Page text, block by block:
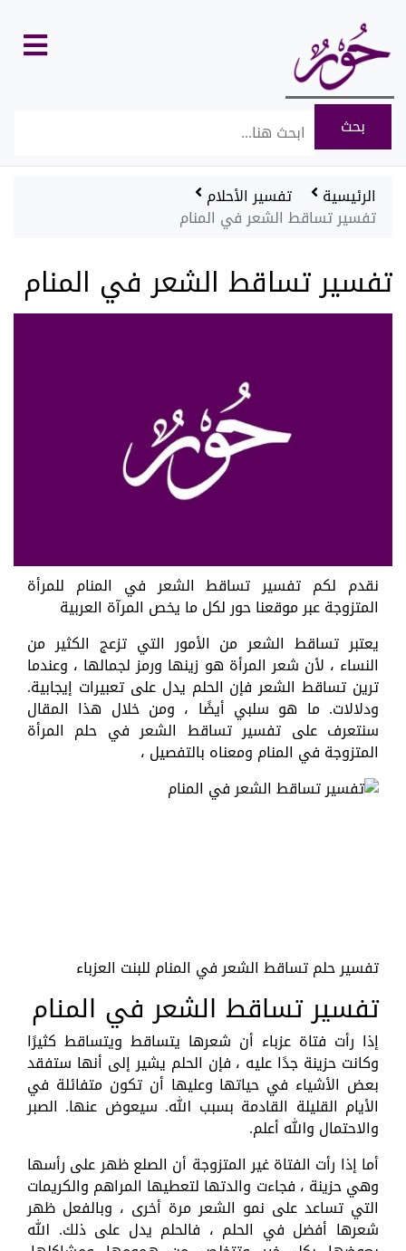
الرئيسية تفسير الأحلام
تفسير تساقط الشعر في المنام
تفسير تساقط الشعر في المنام
نقدم لكم تفسير تساقط الشعر في المنام للمرأة
المتزوجة عبر موقعنا حور لكل ما يخص المرآة العربية
يعتبر تساقط الشعر من الأمور التي تزعج الكثير من
النساء ، لأن شعر المرأة هو زينها ورمز لجمالها ، وعندما
ترين تساقط الشعر فإن الحلم يدل على تعبيرات إيجابية.
ودلالات. ما هو سلبي أيضًا ، ومن خلال هذا المقال
سنتعرف على تفسير تساقط الشعر في حلم المرأة
المتزوجة في المنام ومعناه بالتفصيل ،
تفسير حلم تساقط الشعر في المنام للبنت العزباء
تفسير تساقط الشعر في المنام
إذا رأت فتاة عزباء أن شعرها يتساقط ويتساقط كثيرًا
وكانت حزينة جدًا عليه ، فإن الحلم يشير إلى أنها ستفقد
بعض الأشياء في حياتها وعليها أن تكون متفائلة في
الأيام القليلة القادمة بسبب الله. سيعوض عنها. الصبر
والاحتمال والله أعلم.
أما إذا رأت الفتاة غير المتزوجة أن الصلع ظهر على رأسها
وهي حزينة ، فجاءت والدتها لتعطيها المراهم والكريمات
التي تساعد على نمو الشعر مرة أخرى ، وبالفعل ظهر
شعرها أفضل في الحلم ، فالحلم يدل على ذلك. الله